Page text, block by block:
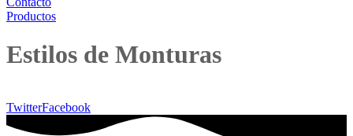
Productos
Estilos de Monturas
TwitterFacebook